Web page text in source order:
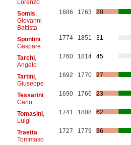
Lorenzo
Somis
Giovanni
Battista
1686 1763 20
Spontini,
Gaspare
1774 1851 31
Tarchi,
Angelo
1760 1814 45
Tartini,
Giuseppe
1692 1770 27
Tessarini,
Carlo
1690 1766 23
Tomasini,
Luigi
1741 1808 62
Traetta
Tommaso
1727 1779 36